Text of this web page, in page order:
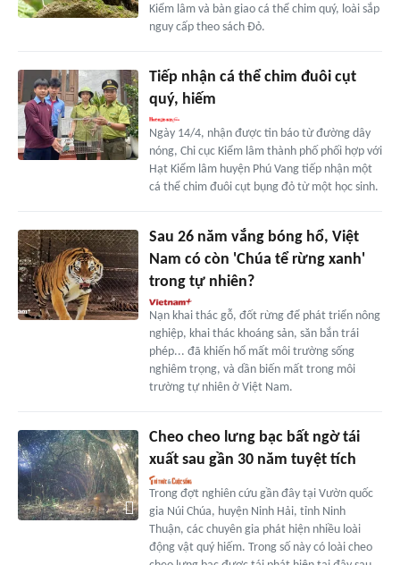
Kiểm lâm và bàn giao cá thể chim quý, loài sắp
nguy cấp theo sách Đỏ.
Tiếp nhận cá thể chim đuôi cụt
quý, hiếm
Ngày 14/4, nhận được tin báo từ đường dây
nóng, Chi cục Kiểm lâm thành phố phối hợp với
Hạt Kiểm lâm huyện Phú Vang tiếp nhận một
cá thể chim đuôi cụt bụng đỏ từ một học sinh.
Sau 26 năm vắng bóng hổ, Việt
Nam có còn 'Chúa tể rừng xanh'
trong tự nhiên?
Nạn khai thác gỗ, đốt rừng để phát triển nông
nghiệp, khai thác khoáng sản, săn bắn trái
phép... đã khiến hổ mất môi trường sống
nghiêm trọng, và dần biến mất trong môi
trường tự nhiên ở Việt Nam.
Cheo cheo lưng bạc bất ngờ tái
xuất sau gần 30 năm tuyệt tích
Trong đợt nghiên cứu gần đây tại Vườn quốc
gia Núi Chúa, huyện Ninh Hải, tỉnh Ninh
Thuận, các chuyên gia phát hiện nhiều loài
động vật quý hiếm. Trong số này có loài cheo